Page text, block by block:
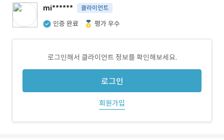
mi****** 클라이언트
인증 완료 평가 우수
로그인해서 클라이언트 정보를 확인해보세요.
로그인
회원가입